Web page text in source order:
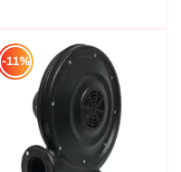
-11%